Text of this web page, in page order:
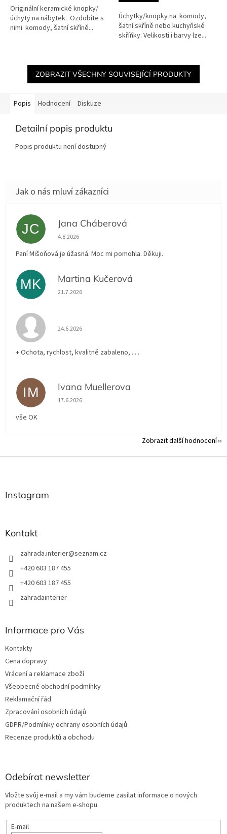
5
hvězdiček.
Originální keramické knopky/
úchyty na nábytek. Ozdobíte s
nimi komody, šatní skříně...
Úchytky/knopky na komody,
šatní skříně nebo kuchyňské
skříňky. Velikosti i barvy lze...
ZOBRAZIT VŠECHNY SOUVISEJÍCÍ PRODUKTY
Popis Hodnocení Diskuze
Detailní popis produktu
Popis produktu není dostupný
JC Jana Cháberová
Hodnocení obchodu je 5 z 5 hvězdiček.
4.8.2026
Paní Mišoňová je úžasná. Moc mi pomohla. Děkuji.
MK Martina Kučerová
Hodnocení obchodu je 5 z 5 hvězdiček.
21.7.2026
Hodnocení obchodu je 5 z 5 hvězdiček.
24.6.2026
+ Ochota, rychlost, kvalitně zabaleno, .....
IM Ivana Muellerova
Hodnocení obchodu je 5 z 5 hvězdiček.
17.6.2026
vše OK
Zobrazit další hodnocení
Z
Instagram
Kontakt
zahrada.interier@seznam.cz
+420 603 187 455
+420 603 187 455
zahradainterier
Informace pro Vás
Kontakty
Cena dopravy
Vrácení a reklamace zboží
Všeobecné obchodní podmínky
Reklamační řád
Zpracování osobních údajů
GDPR/Podmínky ochrany osobních údajů
Recenze produktů a obchodu
Odebírat newsletter
Vložte svůj e-mail a my vám budeme zasílat informace o nových
produktech na našem e-shopu.
E-mail